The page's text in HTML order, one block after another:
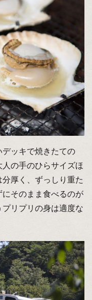
デッキで焼きたての
人の手のひらサイズほ
厚く、ずっしり重た
そのまま食べるのが
リプリの身は適度な